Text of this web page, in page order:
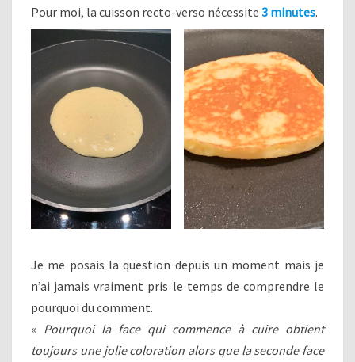
Pour moi, la cuisson recto-verso nécessite 3 minutes.
Je me posais la question depuis un moment mais je
n’ai jamais vraiment pris le temps de comprendre le
pourquoi du comment.
« Pourquoi la face qui commence à cuire obtient
toujours une jolie coloration alors que la seconde face